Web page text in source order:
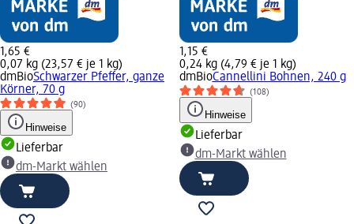
1,65 €
0,07 kg (23,57 € je 1 kg)
dmBioSchwarzer Pfeffer, ganze
Körner, 70 g
(90)
Hinweise
Lieferbar
dm-Markt wählen
1,15 €
0,24 kg (4,79 € je 1 kg)
dmBioCannellini Bohnen, 240 g
(108)
Hinweise
Lieferbar
dm-Markt wählen